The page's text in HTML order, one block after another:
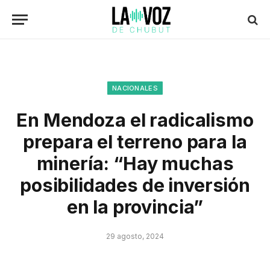
NACIONALES
En Mendoza el radicalismo
prepara el terreno para la
minería: “Hay muchas
posibilidades de inversión
en la provincia”
29 agosto, 2024